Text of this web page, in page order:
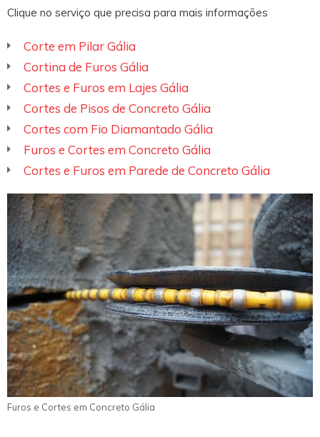
Clique no serviço que precisa para mais informações
Corte em Pilar Gália
Cortina de Furos Gália
Cortes e Furos em Lajes Gália
Cortes de Pisos de Concreto Gália
Cortes com Fio Diamantado Gália
Furos e Cortes em Concreto Gália
Cortes e Furos em Parede de Concreto Gália
Furos e Cortes em Concreto Gália